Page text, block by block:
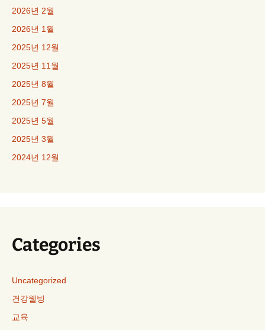
2026년 2월
2026년 1월
2025년 12월
2025년 11월
2025년 8월
2025년 7월
2025년 5월
2025년 3월
2024년 12월
Categories
Uncategorized
건강웰빙
교육